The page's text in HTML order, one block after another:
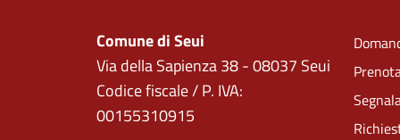
Comune di Seui
Via della Sapienza 38 - 08037 Seui
Codice fiscale / P. IVA:
00155310915